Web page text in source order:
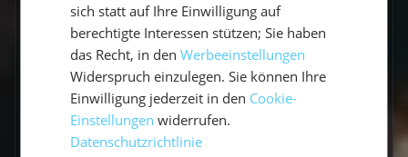
Aktivurlaub
Yoga in der Natur: Der ideale
Ort für Yoga
Vom sicheren Handling der Yacht bis hin zu
Notfallsituationen lernst du alles, was du als
sich statt auf Ihre Einwilligung auf
berechtigte Interessen stützen; Sie haben
das Recht, in denWerbeeinstellungen
Widerspruch einzulegen. Sie können Ihre
Einwilligung jederzeit in den Cookie-
Einstellungen widerrufen.
Datenschutzrichtlinie